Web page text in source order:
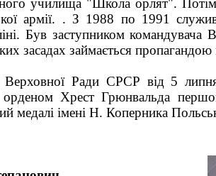
училища "Школа орлят".
армії. . З 1988 по 1991
Був заступником
засадах займається
Верховної Ради СРСР від 5
Хрест Грюнвальда
медалі імені Н. Коперника